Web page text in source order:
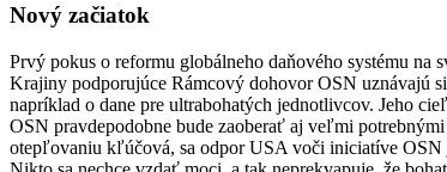
Nový začiatok
Prvý pokus o reformu globálneho daňového systému
Krajiny podporujúce Rámcový dohovor OSN uznávajú
napríklad o dane pre ultrabohatých jednotlivcov. Jeho
OSN pravdepodobne bude zaoberať aj veľmi
otepľovaniu kľúčová, sa odpor USA voči iniciatíve